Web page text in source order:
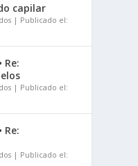
capilar
Publicado el:
Re:
Publicado el:
Re:
Publicado el: